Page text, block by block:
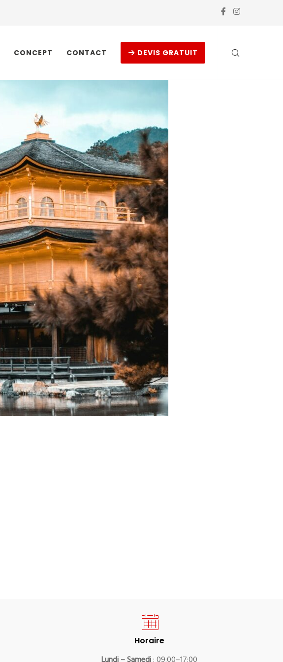
CONCEPT CONTACT DEVIS GRATUIT
Horaire